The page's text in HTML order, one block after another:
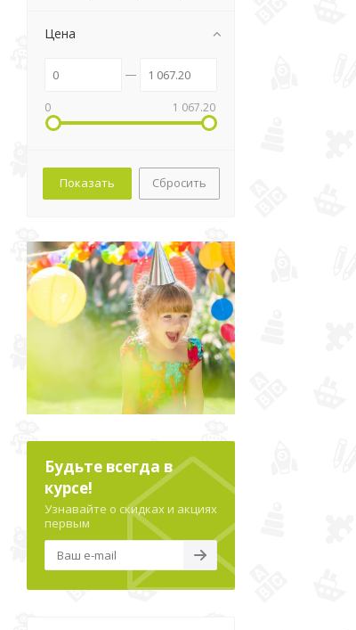
Цена
0 1 067.20
Сбросить
Будьте всегда в
курсе!
Узнавайте о скидках и акциях
первым